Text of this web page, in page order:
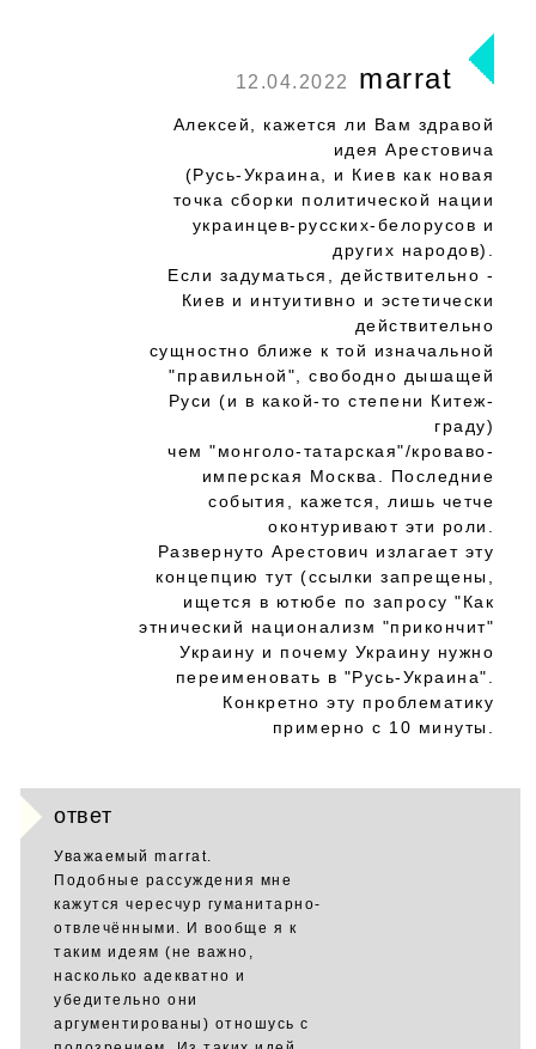
12.04.2022 marrat
Алексей, кажется ли Вам здравой
идея Арестовича
(Русь-Украина, и Киев как новая
точка сборки политической нации
украинцев-русских-белорусов и
других народов).
Если задуматься, действительно -
Киев и интуитивно и эстетически
действительно
сущностно ближе к той изначальной
"правильной", свободно дышащей
Руси (и в какой-то степени Китеж-
граду)
чем "монголо-татарская"/кроваво-
имперская Москва. Последние
события, кажется, лишь четче
оконтуривают эти роли.
Развернуто Арестович излагает эту
концепцию тут (ссылки запрещены,
ищется в ютюбе по запросу "Как
этнический национализм "прикончит"
Украину и почему Украину нужно
переименовать в "Русь-Украина".
Конкретно эту проблематику
примерно с 10 минуты.
ответ
Уважаемый marrat.
Подобные рассуждения мне
кажутся чересчур гуманитарно-
отвлечёнными. И вообще я к
таким идеям (не важно,
насколько адекватно и
убедительно они
аргументированы) отношусь с